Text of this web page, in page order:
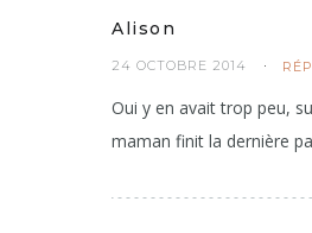
Alison
24 OCTOBRE 2014
Oui y en avait trop peu,
maman finit la dernière